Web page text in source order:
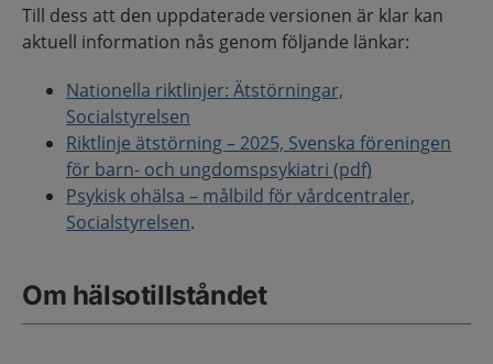
Till dess att den uppdaterade versionen är klar kan
aktuell information nås genom följande länkar:
Nationella riktlinjer: Ätstörningar,
Socialstyrelsen
Riktlinje ätstörning – 2025, Svenska föreningen
för barn- och ungdomspsykiatri (pdf)
Psykisk ohälsa – målbild för vårdcentraler,
Socialstyrelsen.
Om hälsotillståndet